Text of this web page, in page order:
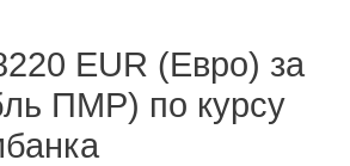
EUR (Евро) за
ПМР) по курсу